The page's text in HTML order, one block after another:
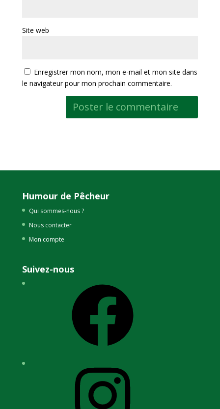
Site web
Enregistrer mon nom, mon e-mail et mon site dans
le navigateur pour mon prochain commentaire.
Humour de Pêcheur
Qui sommes-nous ?
Nous contacter
Mon compte
Suivez-nous